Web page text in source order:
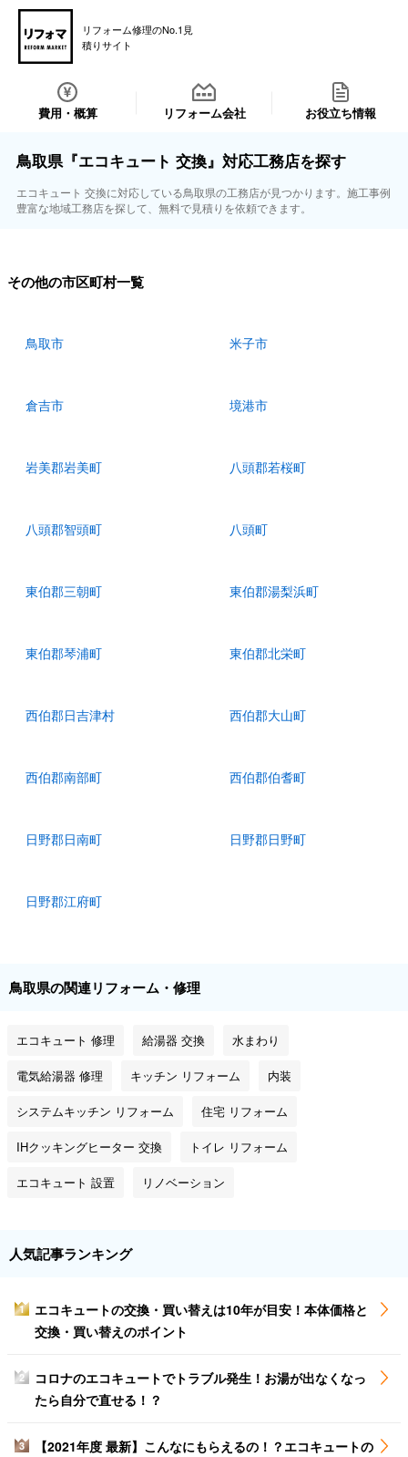
リフォーム修理のNo.1見
積りサイト
費用・概算 リフォーム会社 お役立ち情報
鳥取県『エコキュート 交換』対応工務店を探す
エコキュート 交換に対応している鳥取県の工務店が見つかります。施工事例
豊富な地域工務店を探して、無料で見積りを依頼できます。
その他の市区町村一覧
鳥取市 米子市
倉吉市 境港市
岩美郡岩美町 八頭郡若桜町
八頭郡智頭町 八頭町
東伯郡三朝町 東伯郡湯梨浜町
東伯郡琴浦町 東伯郡北栄町
西伯郡日吉津村 西伯郡大山町
西伯郡南部町 西伯郡伯耆町
日野郡日南町 日野郡日野町
日野郡江府町
鳥取県の関連リフォーム・修理
エコキュート 修理 給湯器 交換 水まわり
電気給湯器 修理 キッチン リフォーム 内装
システムキッチン リフォーム 住宅 リフォーム
IHクッキングヒーター 交換 トイレ リフォーム
エコキュート 設置 リノベーション
人気記事ランキング
1
エコキュートの交換・買い替えは10年が目安！本体価格と
交換・買い替えのポイント
2
コロナのエコキュートでトラブル発生！お湯が出なくなっ
たら自分で直せる！？
3
【2021年度 最新】こんなにもらえるの！？エコキュートの